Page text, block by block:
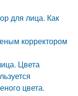
для лица. Как
корректором
Цвета
цвета.